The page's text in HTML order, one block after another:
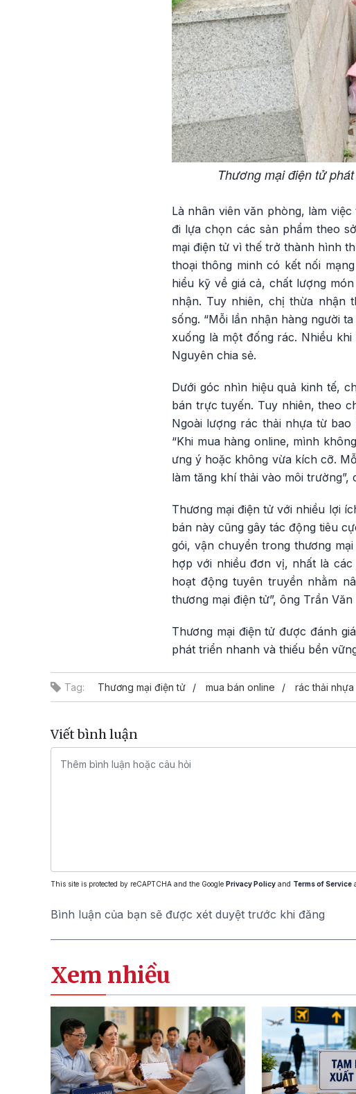
Thương mại điện tử
Là nhân viên văn phòng, làm
đi lựa chọn các sản phẩm theo
mại điện tử vì thế trở thành hình
thoại thông minh có kết nối
hiểu kỹ về giá cả, chất lượng
nhận. Tuy nhiên, chị thừa nhận
sống. “Mỗi lần nhận hàng người
xuống là một đống rác. Nhiều
Nguyên chia sẻ.
Dưới góc nhìn hiệu quả kinh tế,
bán trực tuyến. Tuy nhiên, theo
Ngoài lượng rác thải nhựa từ
“Khi mua hàng online, mình
ưng ý hoặc không vừa kích cỡ.
làm tăng khí thải vào môi trường”,
Thương mại điện tử với nhiều lợi
bán này cũng gây tác động tiêu
gói, vận chuyển trong thương
hợp với nhiều đơn vị, nhất là
hoạt động tuyên truyền nhằm
thương mại điện tử”, ông Trần
Thương mại điện tử được đánh
phát triển nhanh và thiếu bền
Tag: Thương mại điện tử mua bán online rác thải nhựa
Viết bình luận
This site is protected by reCAPTCHA and the Google Privacy Policy and Terms of Service
Bình luận của bạn sẽ được xét duyệt trước khi đăng
Xem nhiều